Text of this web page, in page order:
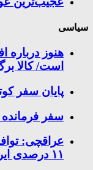
سیاسی
هنوز درباره
است/ کالا
پایان سفر
سفر فرمانده
عراقچی:
۱۱ درصدی ایران از خزر